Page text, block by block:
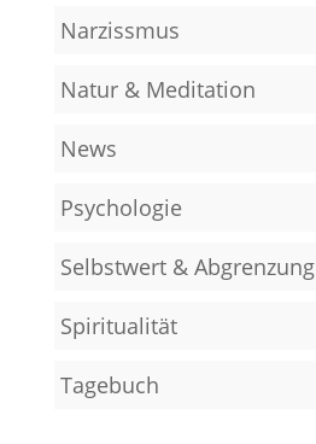
Narzissmus
Natur & Meditation
News
Psychologie
Selbstwert & Abgrenzung
Spiritualität
Tagebuch